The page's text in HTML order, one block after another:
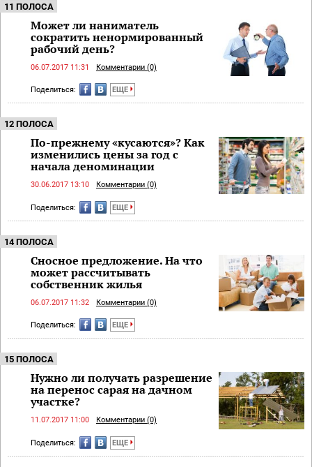
11 ПОЛОСА
Может ли наниматель
сократить ненормированный
рабочий день?
06.07.2017 11:31 Комментарии (0)
Поделиться: ЕЩЕ
12 ПОЛОСА
По-прежнему «кусаются»? Как
изменились цены за год с
начала деноминации
30.06.2017 13:10 Комментарии (0)
Поделиться: ЕЩЕ
14 ПОЛОСА
Сносное предложение. На что
может рассчитывать
собственник жилья
06.07.2017 11:32 Комментарии (0)
Поделиться: ЕЩЕ
15 ПОЛОСА
Нужно ли получать разрешение
на перенос сарая на дачном
участке?
11.07.2017 11:00 Комментарии (0)
Поделиться: ЕЩЕ